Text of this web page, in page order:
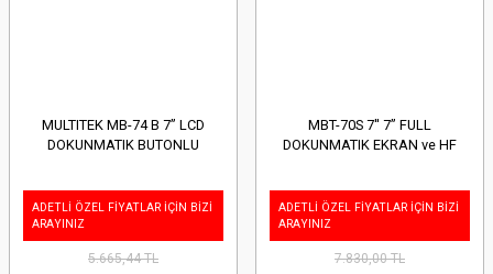
MULTITEK MB-74 B 7” LCD
DOKUNMATIK BUTONLU
ADETLİ ÖZEL FİYATLAR İÇİN BİZİ
ARAYINIZ
5.665,44 TL
MBT-70S 7'' 7” FULL
DOKUNMATIK EKRAN ve HF
ADETLİ ÖZEL FİYATLAR İÇİN BİZİ
ARAYINIZ
7.830,00 TL